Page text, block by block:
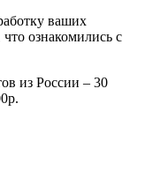
ваших
ознакомились с
из России – 30